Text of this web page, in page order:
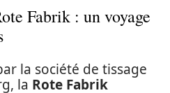
Fabrik : un voyage
la société de tissage
la Rote Fabrik